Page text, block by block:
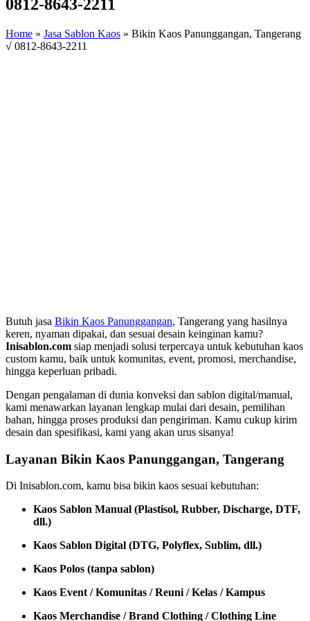
0812-8643-2211
Home » Jasa Sablon Kaos » Bikin Kaos Panunggangan, Tangerang
√ 0812-8643-2211
Butuh jasa Bikin Kaos Panunggangan, Tangerang yang hasilnya
keren, nyaman dipakai, dan sesuai desain keinginan kamu?
Inisablon.com siap menjadi solusi terpercaya untuk kebutuhan kaos
custom kamu, baik untuk komunitas, event, promosi, merchandise,
hingga keperluan pribadi.
Dengan pengalaman di dunia konveksi dan sablon digital/manual,
kami menawarkan layanan lengkap mulai dari desain, pemilihan
bahan, hingga proses produksi dan pengiriman. Kamu cukup kirim
desain dan spesifikasi, kami yang akan urus sisanya!
Layanan Bikin Kaos Panunggangan, Tangerang
Di Inisablon.com, kamu bisa bikin kaos sesuai kebutuhan:
Kaos Sablon Manual (Plastisol, Rubber, Discharge, DTF,
dll.)
Kaos Sablon Digital (DTG, Polyflex, Sublim, dll.)
Kaos Polos (tanpa sablon)
Kaos Event / Komunitas / Reuni / Kelas / Kampus
Kaos Merchandise / Brand Clothing / Clothing Line